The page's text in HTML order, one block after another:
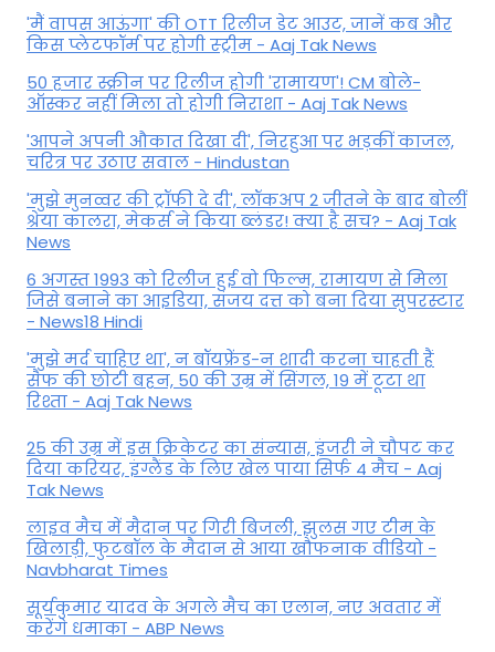
'मैं वापस आऊंगा' की OTT रिलीज डेट आउट, जानें कब और
किस प्लेटफॉर्म पर होगी स्ट्रीम - Aaj Tak News
50 हजार स्क्रीन पर रिलीज होगी 'रामायण'! CM बोले-
ऑस्कर नहीं मिला तो होगी निराशा - Aaj Tak News
'आपने अपनी औकात दिखा दी', निरहुआ पर भड़कीं काजल,
चरित्र पर उठाए सवाल - Hindustan
'मुझे मुनव्वर की ट्रॉफी दे दी', लॉकअप 2 जीतने के बाद बोलीं
श्रेया कालरा, मेकर्स ने किया ब्लंडर! क्या है सच? - Aaj Tak
News
6 अगस्त 1993 को रिलीज हुई वो फिल्म, रामायण से मिला
जिसे बनाने का आइडिया, संजय दत्त को बना दिया सुपरस्टार
- News18 Hindi
'मुझे मर्द चाहिए था', न बॉयफ्रेंड-न शादी करना चाहती हैं
सैफ की छोटी बहन, 50 की उम्र में सिंगल, 19 में टूटा था
रिश्ता - Aaj Tak News
25 की उम्र में इस क्रिकेटर का संन्यास, इंजरी ने चौपट कर
दिया करियर, इंग्लैंड के लिए खेल पाया सिर्फ 4 मैच - Aaj
Tak News
लाइव मैच में मैदान पर गिरी बिजली, झुलस गए टीम के
खिलाड़ी, फुटबॉल के मैदान से आया खौफनाक वीडियो -
Navbharat Times
सूर्यकुमार यादव के अगले मैच का एलान, नए अवतार में
करेंगे धमाका - ABP News